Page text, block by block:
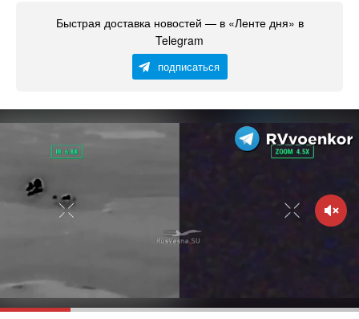
Быстрая доставка новостей — в «Ленте дня» в
Telegram
подписаться